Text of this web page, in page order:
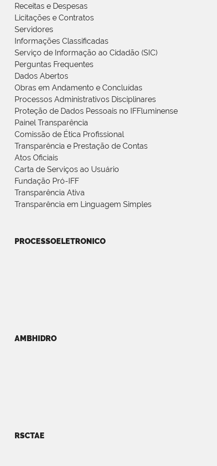
Receitas e Despesas
Licitações e Contratos
Servidores
Informações Classificadas
Serviço de Informação ao Cidadão (SIC)
Perguntas Frequentes
Dados Abertos
Obras em Andamento e Concluídas
Processos Administrativos Disciplinares
Proteção de Dados Pessoais no IFFluminense
Painel Transparência
Comissão de Ética Profissional
Transparência e Prestação de Contas
Atos Oficiais
Carta de Serviços ao Usuário
Fundação Pró-IFF
Transparência Ativa
Transparência em Linguagem Simples
PROCESSOELETRONICO
AMBHIDRO
RSCTAE